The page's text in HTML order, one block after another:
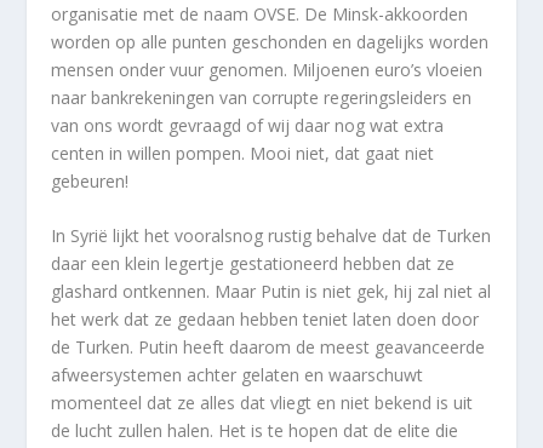
organisatie met de naam OVSE. De Minsk-akkoorden
worden op alle punten geschonden en dagelijks worden
mensen onder vuur genomen. Miljoenen euro’s vloeien
naar bankrekeningen van corrupte regeringsleiders en
van ons wordt gevraagd of wij daar nog wat extra
centen in willen pompen. Mooi niet, dat gaat niet
gebeuren!
In Syrië lijkt het vooralsnog rustig behalve dat de Turken
daar een klein legertje gestationeerd hebben dat ze
glashard ontkennen. Maar Putin is niet gek, hij zal niet al
het werk dat ze gedaan hebben teniet laten doen door
de Turken. Putin heeft daarom de meest geavanceerde
afweersystemen achter gelaten en waarschuwt
momenteel dat ze alles dat vliegt en niet bekend is uit
de lucht zullen halen. Het is te hopen dat de elite die